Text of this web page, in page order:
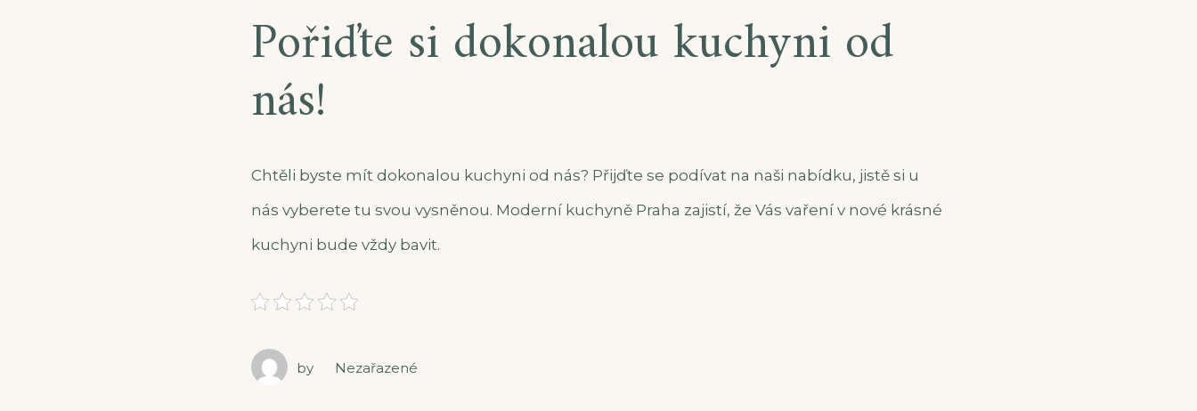
Pořiďte si dokonalou kuchyni od
nás!
Chtěli byste mít dokonalou kuchyni od nás? Přijďte se podívat na naši nabídku, jistě si u
nás vyberete tu svou vysněnou. Moderní kuchyně Praha zajistí, že Vás vaření v nové krásné
kuchyni bude vždy bavit.
by Nezařazené